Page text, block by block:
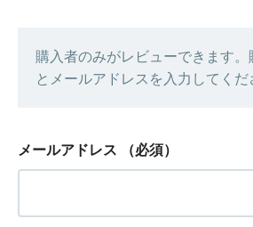
購入者のみがレビューできます
とメールアドレスを入力してくだ
メールアドレス （必須）